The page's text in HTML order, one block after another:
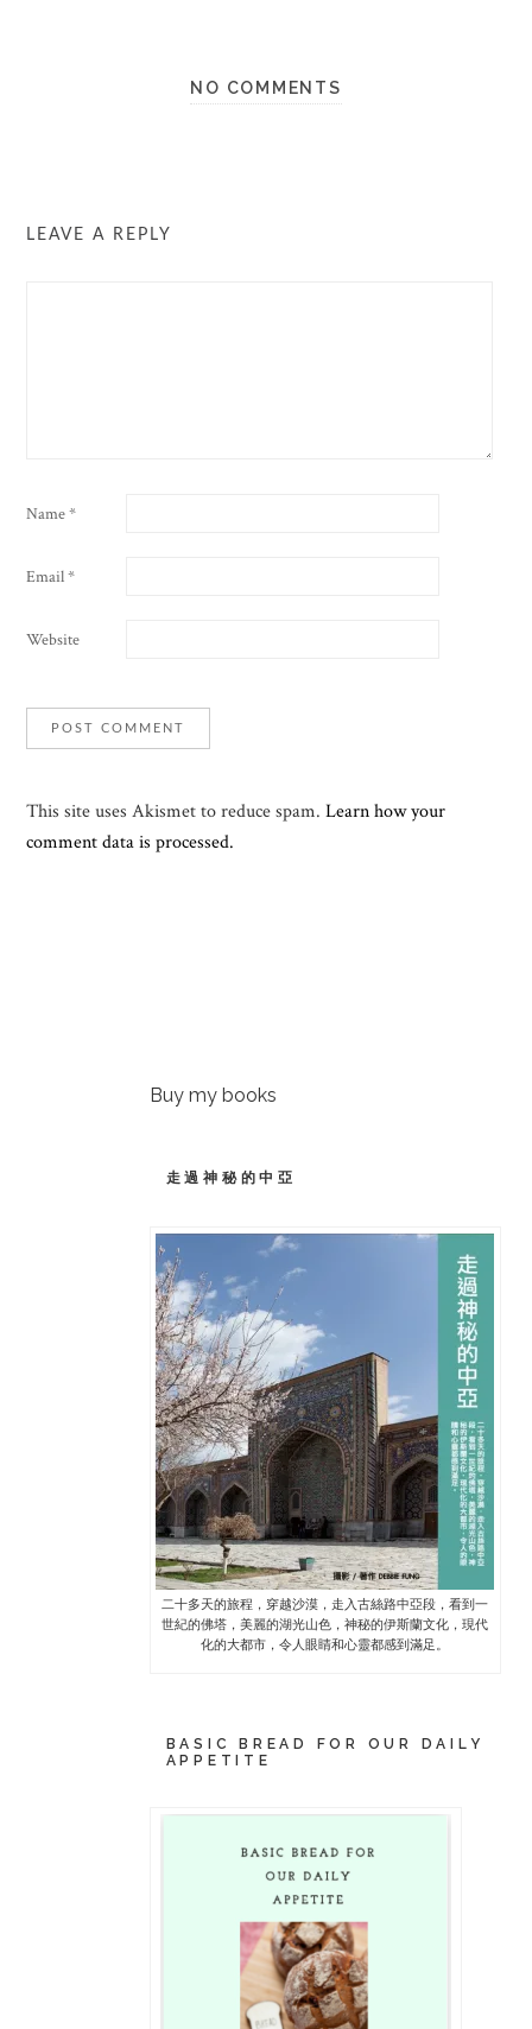
NO COMMENTS
LEAVE A REPLY
Name*
Email*
Website
This site uses Akismet to reduce spam.Learn how your
comment data is processed.
Buy my books
走過神秘的中亞
二十多天的旅程，穿越沙漠，走入古絲路中亞段，看到一
世紀的佛塔，美麗的湖光山色，神秘的伊斯蘭文化，現代
化的大都市，令人眼睛和心靈都感到滿足。
BASIC BREAD FOR OUR DAILY
APPETITE